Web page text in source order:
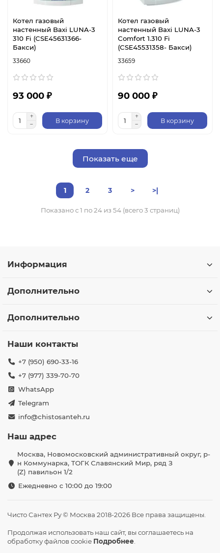
Котел газовый
настенный Baxi LUNA-3
310 Fi (CSE45631366-
Бакси)
33660
93 000 ₽
В корзину
Котел газовый
настенный Baxi LUNA-3
Comfort 1.310 Fi
(CSE45531358- Бакси)
33659
90 000 ₽
В корзину
Показать еще
1 2 3 > >|
Показано с 1 по 24 из 54 (всего 3 страниц)
Информация
Дополнительно
Дополнительно
Наши контакты
+7 (950) 690-33-16
+7 (977) 339-70-70
WhatsApp
Telegram
info@chistosanteh.ru
Наш адрес
Москва, Новомосковский административный округ, р-
н Коммунарка, ТОГК Славянский Мир, ряд З
(Z) павильон 1/2
Ежедневно с 10:00 до 19:00
Чисто Сантех Ру © Москва 2018-2026 Все права защищены.
Продолжая использовать наш сайт, вы соглашаетесь на
обработку файлов cookie Подробнее